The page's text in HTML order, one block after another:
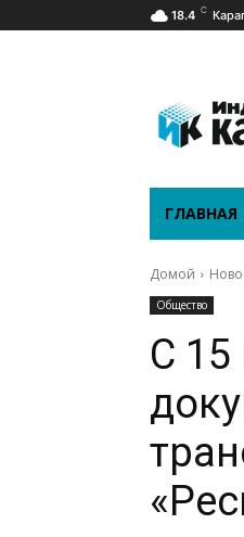
18.4 C
ГЛАВНАЯ
Домой
Общество
С 15